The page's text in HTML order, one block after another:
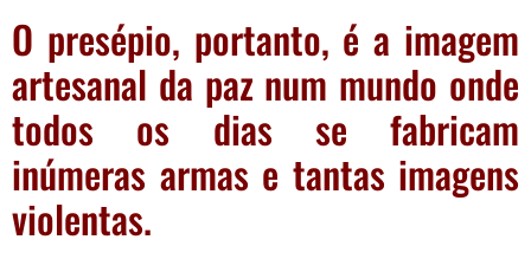
O presépio, portanto, é a imagem
artesanal da paz num mundo onde
todos os dias se fabricam
inúmeras armas e tantas imagens
violentas.